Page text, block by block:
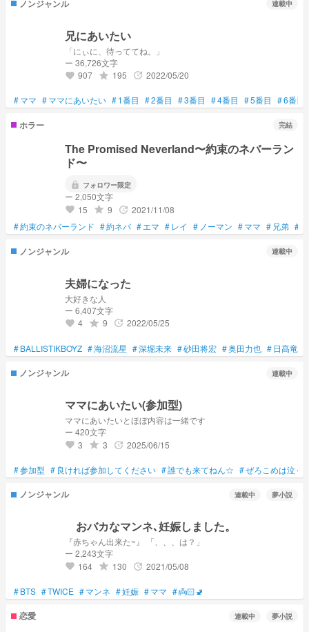
ノンジャンル 連載中
兄にあいたい
「にぃに、待っててね。」
ー 36,726文字
favorite 907 grade 195 update 2022/05/20
#ママ #ママにあいたい #1番目 #2番目 #3番目 #4番目 #5番目 #6番目
ホラー 完結
The Promised Neverland〜約束のネバーラン
ド〜
lock フォロワー限定
ー 2,050文字
favorite 15 grade 9 update 2021/11/08
#約束のネバーランド #約ネバ #エマ #レイ # ノーマン #ママ # 兄弟 #
ノンジャンル 連載中
夫婦になった
大好きな人
ー 6,407文字
favorite 4 grade 9 update 2022/05/25
#BALLISTIKBOYZ #海沼流星 #深堀未来 #砂田将宏 #奥田力也 # 日髙竜太
ノンジャンル 連載中
ママにあいたい(参加型)
ママにあいたいとほぼ内容は一緒です
ー 420文字
favorite 3 grade 3 update 2025/06/15
#参加型 # 良ければ参加してください #誰でも来てねん☆ #ぜろこめは泣く
ノンジャンル 連載中 夢小説
おバカなマンネ､妊娠しました。
『赤ちゃん出来た~』 「、、、は？」
ー 2,243文字
favorite 164 grade 130 update 2021/05/08
#BTS #TWICE #マンネ #妊娠 #ママ #👼🏻🚽
恋愛 連載中 夢小説